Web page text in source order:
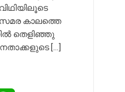
സമര കാലത്തെ
തെളിഞ്ഞു
[…]